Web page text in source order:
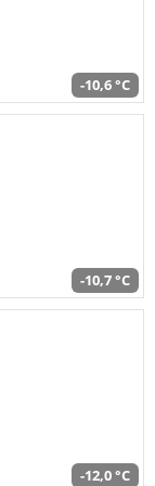
-10,6 °C
-10,7 °C
-12,0 °C